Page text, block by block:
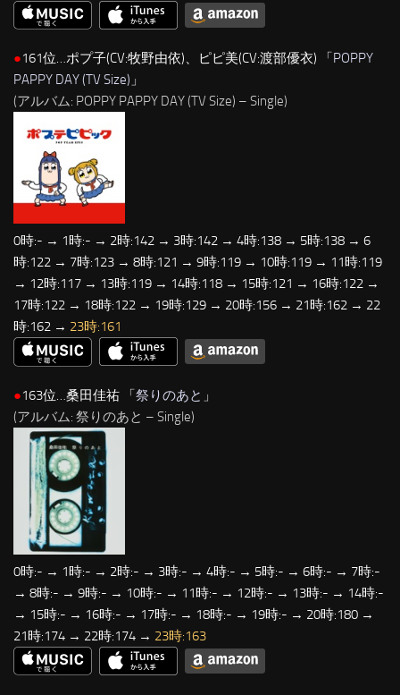
●161位…ポプ子(CV:牧野由依)、ピピ美(CV:渡部優衣) 「 POPPY
PAPPY DAY (TV Size) 」
(アルバム: POPPY PAPPY DAY (TV Size) – Single)
0時:- → 1時:- → 2時:142 → 3時:142 → 4時:138 → 5時:138 → 6
時:122 → 7時:123 → 8時:121 → 9時:119 → 10時:119 → 11時:119
→ 12時:117 → 13時:119 → 14時:118 → 15時:121 → 16時:122 →
17時:122 → 18時:122 → 19時:129 → 20時:156 → 21時:162 → 22
時:162 → 23時:161
●163位…桑田佳祐 「祭りのあと 」
(アルバム: 祭りのあと – Single)
0時:- → 1時:- → 2時:- → 3時:- → 4時:- → 5時:- → 6時:- → 7時:-
→ 8時:- → 9時:- → 10時:- → 11時:- → 12時:- → 13時:- → 14時:-
→ 15時:- → 16時:- → 17時:- → 18時:- → 19時:- → 20時:180 →
21時:174 → 22時:174 → 23時:163